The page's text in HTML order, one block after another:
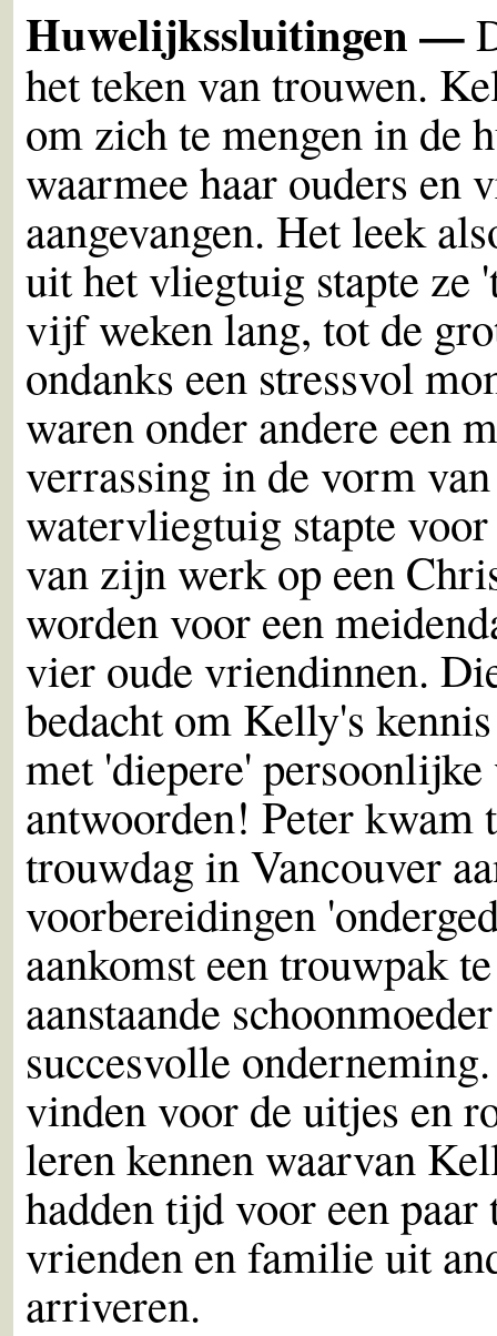
Huwelijkssluitingen —
het teken van trouwen.
om zich te mengen in de
waarmee haar ouders en
aangevangen. Het leek
uit het vliegtuig stapte
vijf weken lang, tot de
ondanks een stressvol
waren onder andere een
verrassing in de vorm
watervliegtuig stapte
van zijn werk op een
worden voor een
vier oude vriendinnen.
bedacht om Kelly's
met 'diepere'
antwoorden! Peter kwam
trouwdag in Vancouver
voorbereidingen
aankomst een trouwpak
aanstaande
succesvolle
vinden voor de uitjes en
leren kennen waarvan
hadden tijd voor een
vrienden en familie uit
arriveren.